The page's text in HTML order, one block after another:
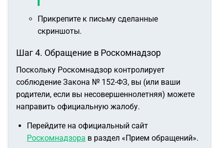
Прикрепите к письму сделанные
скриншоты.
Шаг 4. Обращение в Роскомнадзор
Поскольку Роскомнадзор контролирует
соблюдение Закона № 152-ФЗ, вы (или ваши
родители, если вы несовершеннолетняя) можете
направить официальную жалобу.
Перейдите на официальный сайт
Роскомнадзора в раздел «Прием обращений».